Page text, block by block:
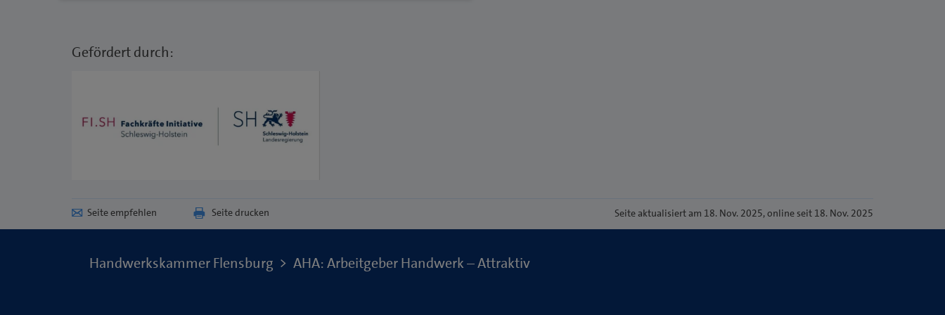
Gefördert durch:
Seite empfehlen Seite drucken Seiteaktualisiert am 18. Nov. 2025, online seit 18. Nov. 2025
Handwerkskammer Flensburg AHA: Arbeitgeber Handwerk – Attraktiv